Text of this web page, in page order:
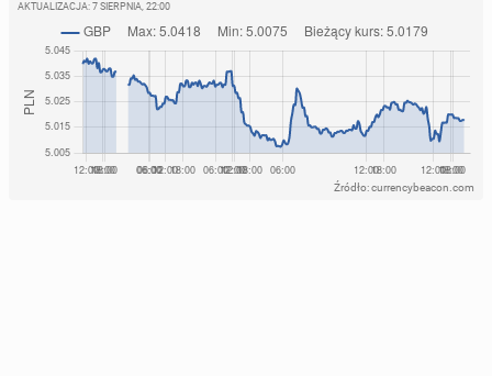
AKTUALIZACJA: 7 SIERPNIA, 22:00
Źródło: currencybeacon.com